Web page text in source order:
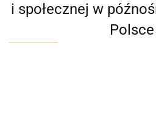
i społecznej w
Polsce